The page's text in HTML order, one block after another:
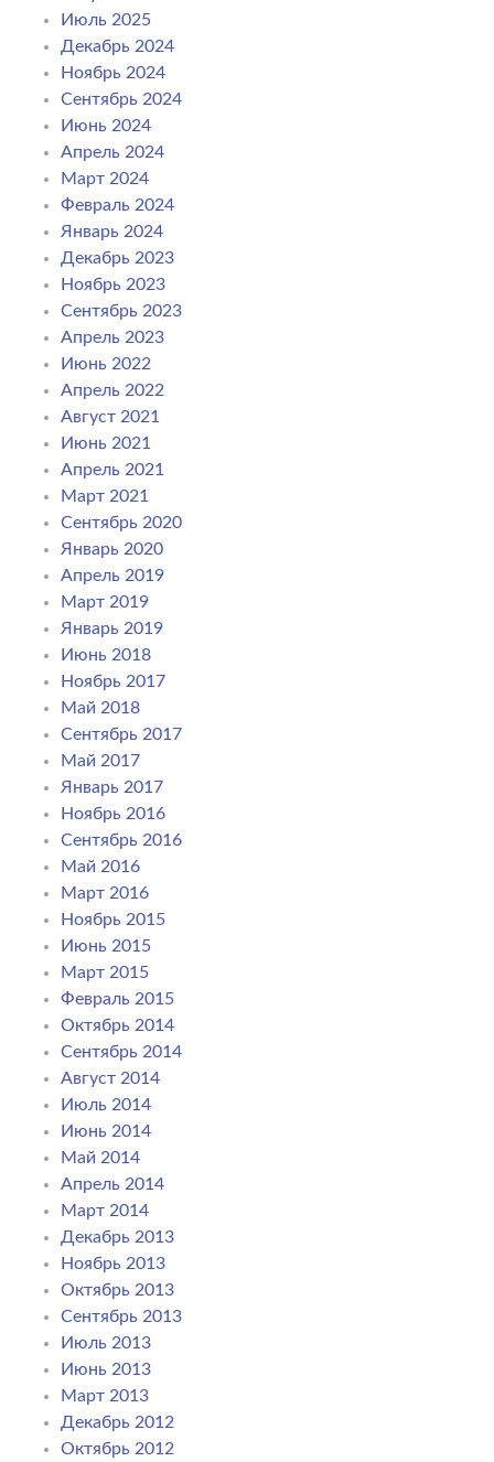
Июль 2025
Декабрь 2024
Ноябрь 2024
Сентябрь 2024
Июнь 2024
Апрель 2024
Март 2024
Февраль 2024
Январь 2024
Декабрь 2023
Ноябрь 2023
Сентябрь 2023
Апрель 2023
Июнь 2022
Апрель 2022
Август 2021
Июнь 2021
Апрель 2021
Март 2021
Сентябрь 2020
Январь 2020
Апрель 2019
Март 2019
Январь 2019
Июнь 2018
Ноябрь 2017
Май 2018
Сентябрь 2017
Май 2017
Январь 2017
Ноябрь 2016
Сентябрь 2016
Май 2016
Март 2016
Ноябрь 2015
Июнь 2015
Март 2015
Февраль 2015
Октябрь 2014
Сентябрь 2014
Август 2014
Июль 2014
Июнь 2014
Май 2014
Апрель 2014
Март 2014
Декабрь 2013
Ноябрь 2013
Октябрь 2013
Сентябрь 2013
Июль 2013
Июнь 2013
Март 2013
Декабрь 2012
Октябрь 2012